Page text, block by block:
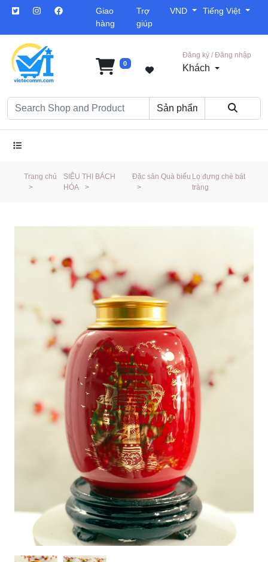
Giao
hàng
Trợ
giúp
VND Tiếng Việt
0
Đăng ký / Đăng nhập
Khách
Trang chủ
>
SIÊU THỊ BÁCH
HÓA
>
Đặc sản Quà biếu
>
Lọ đựng chè bát
tràng